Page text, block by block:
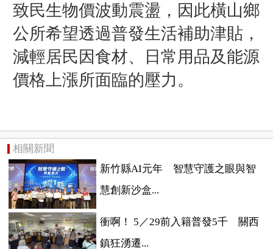
致民生物價波動震盪，因此橫山鄉
公所希望透過普發生活補助津貼，
減輕居民因食材、日常用品及能源
價格上漲所面臨的壓力。
相關新聞
新竹縣AI元年 智慧守護之眼與智
慧創新沙盒...
衝啊！ 5／29前入籍普發5千 關西
鎮狂湧遷...